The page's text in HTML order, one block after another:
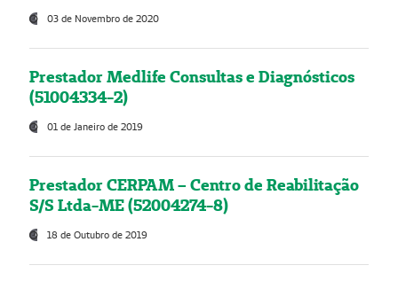
03 de Novembro de 2020
Prestador Medlife Consultas e Diagnósticos
(51004334-2)
01 de Janeiro de 2019
Prestador CERPAM – Centro de Reabilitação
S/S Ltda-ME (52004274-8)
18 de Outubro de 2019